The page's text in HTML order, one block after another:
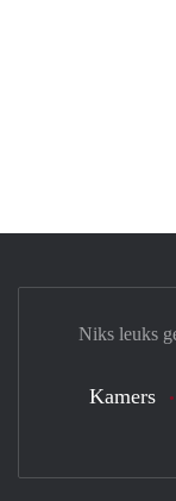
Niks leuks
Kamers